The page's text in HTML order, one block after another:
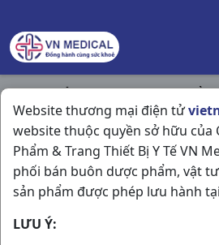
Website thương mại điện tử
website thuộc quyền sở hữu của
Phẩm & Trang Thiết Bị Y Tế VN
phối bán buôn dược phẩm, vật
sản phẩm được phép lưu hành
LƯU Ý:
Trang chủ / Tim Mạch - Lợi Tiểu-
Dorocron-mr 30mg H60vn